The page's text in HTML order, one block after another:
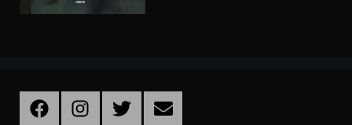
FacebookInstagramTwitter Email